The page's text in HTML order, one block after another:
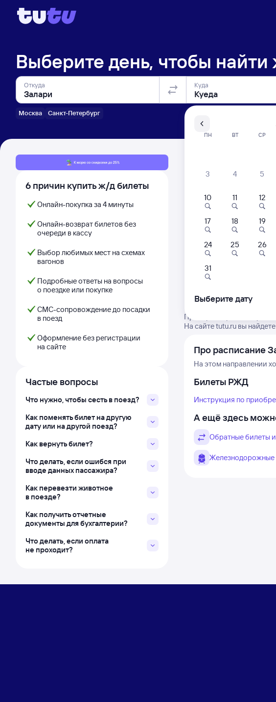
Выберите день, чтобы найти
Откуда
Москва Санкт-Петербург
Куда
6 причин купить ж/д билеты
Онлайн-покупка за 4 минуты
Онлайн-возврат билетов без
очереди в кассу
Выбор любимых мест на схемах
вагонов
Подробные ответы на вопросы
о поездке или покупке
СМС-сопровождение до посадки
в поезд
Оформление без регистрации
на сайте
Частые вопросы
Что нужно, чтобы сесть в поезд?
Как поменять билет на другую
дату или на другой поезд?
Как вернуть билет?
Что делать, если ошибся при
вводе данных пассажира?
Как перевезти животное
в поезде?
Как получить отчетные
документы для бухгалтерии?
Что делать, если оплата
не проходит?
Расписание
Проверьте время
На сайте tutu.ru вы
Про расписание
На этом направлении
Билеты РЖД
Инструкция по
А ещё здесь
Обратные билеты
Железнодорожные
ПН ВТ СР
3 4 5
10 11 12
17 18 19
24 25 26
31
Выберите дату